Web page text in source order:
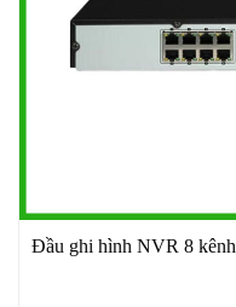
Đầu ghi hình NVR 8